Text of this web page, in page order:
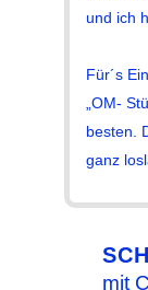
und ich
Für´s
„OM-
besten.
ganz
mit